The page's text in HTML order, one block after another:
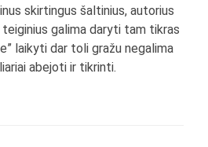
skirtingus šaltinius, autorius
galima daryti tam tikras
laikyti dar toli gražu negalima
abejoti ir tikrinti.